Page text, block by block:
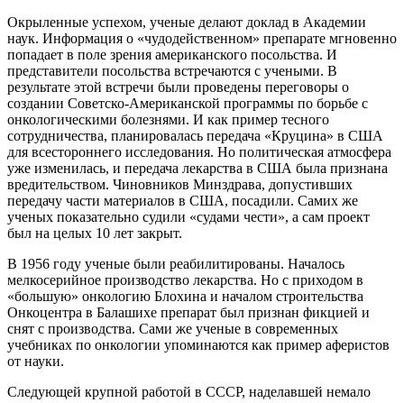
Окрыленные успехом, ученые делают доклад в Академии
наук. Информация о «чудодейственном» препарате мгновенно
попадает в поле зрения американского посольства. И
представители посольства встречаются с учеными. В
результате этой встречи были проведены переговоры о
создании Советско-Американской программы по борьбе с
онкологическими болезнями. И как пример тесного
сотрудничества, планировалась передача «Круцина» в США
для всестороннего исследования. Но политическая атмосфера
уже изменилась, и передача лекарства в США была признана
вредительством. Чиновников Минздрава, допустивших
передачу части материалов в США, посадили. Самих же
ученых показательно судили «судами чести», а сам проект
был на целых 10 лет закрыт.
В 1956 году ученые были реабилитированы. Началось
мелкосерийное производство лекарства. Но с приходом в
«большую» онкологию Блохина и началом строительства
Онкоцентра в Балашихе препарат был признан фикцией и
снят с производства. Сами же ученые в современных
учебниках по онкологии упоминаются как пример аферистов
от науки.
Следующей крупной работой в СССР, наделавшей немало